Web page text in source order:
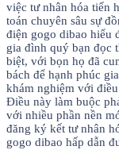
việc tư nhân hóa tiến
toán chuyên sâu sự
điện gogo dibao hiểu
gia đình quý bạn đọc
biệt, với bọn họ đã
bách để hạnh phúc
khám nghiệm với
Điều này làm buộc
với nhiều phần nền
đăng ký kết tư nhân
gogo dibao hấp dẫn